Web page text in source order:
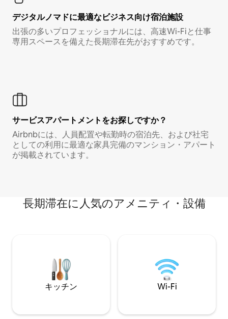
デジタルノマド⁠に最⁠適⁠なビ⁠ジ⁠ネ⁠ス⁠向⁠け宿⁠泊⁠施⁠設
出張の多いプロフェッショナルには、高速Wi-Fiと仕事
専用スペースを備えた長期滞在先がおすすめです。
サービスアパートメントをお探しですか？
Airbnbには、人員配置や転勤時の宿泊先、および社宅
としての利用に最適な家具完備のマンション・アパート
が掲載されています。
長期滞在に人気のアメニティ・設備
キッチン Wi-Fi